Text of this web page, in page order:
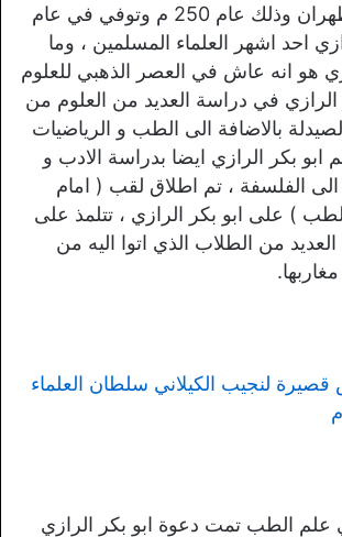
بكر الرازي في طهران وذلك عام 250 م وتوفي في عام
احد اشهر العلماء المسلمين ، وما
هو انه عاش في العصر الذهبي للعلوم
في دراسة العديد من العلوم من
بالاضافة الى الطب و الرياضيات
ابو بكر الرازي ايضا بدراسة الادب و
الى الفلسفة ، تم اطلاق لقب ( امام
) على ابو بكر الرازي ، تتلمذ على
العديد من الطلاب الذي اتوا اليه من
لنجيب الكيلاني سلطان العلماء
الطب تمت دعوة ابو بكر الرازي